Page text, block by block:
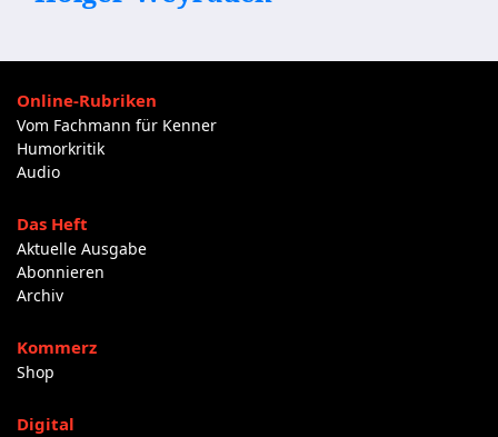
Online-Rubriken
Vom Fachmann für Kenner
Humorkritik
Audio
Das Heft
Aktuelle Ausgabe
Abonnieren
Archiv
Kommerz
Shop
Digital